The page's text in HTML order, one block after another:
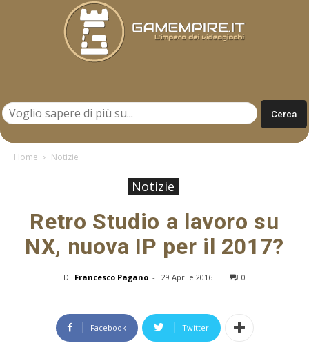
Home Notizie
Notizie
Retro Studio a lavoro su
NX, nuova IP per il 2017?
Di Francesco Pagano - 29 Aprile 2016 0
Facebook Twitter